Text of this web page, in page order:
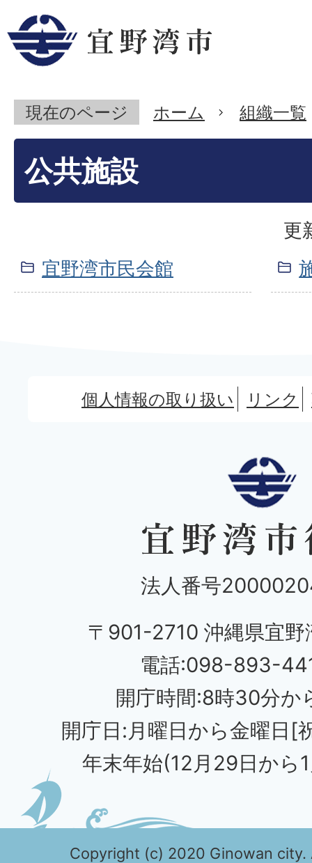
現在のページ ホーム 組織一覧
公共施設
更
宜野湾市民会館
個人情報の取り扱い リンク
法人番号
〒901-2710 沖縄県宜野
電話:098-893-
開庁時間:8時30分か
開庁日:月曜日から金曜日[
年末年始(12月29日から
Copyright (c) 2020 Ginowan city.